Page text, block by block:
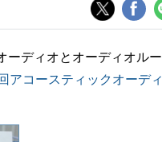
ーディオとオーディオル
アコースティックオーデ